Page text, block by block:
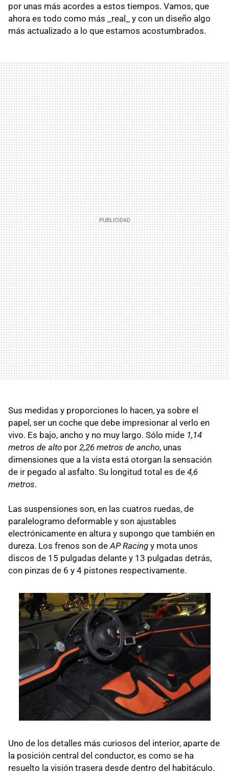
por unas más acordes a estos tiempos. Vamos, que
ahora es todo como más _real_ y con un diseño algo
más actualizado a lo que estamos acostumbrados.
Sus medidas y proporciones lo hacen, ya sobre el
papel, ser un coche que debe impresionar al verlo en
vivo. Es bajo, ancho y no muy largo. Sólo mide 1,14
metros de alto por 2,26 metros de ancho, unas
dimensiones que a la vista está otorgan la sensación
de ir pegado al asfalto. Su longitud total es de 4,6
metros.
Las suspensiones son, en las cuatros ruedas, de
paralelogramo deformable y son ajustables
electrónicamente en altura y supongo que también en
dureza. Los frenos son deAP Racing y mota unos
discos de 15 pulgadas delante y 13 pulgadas detrás,
con pinzas de 6 y 4 pistones respectivamente.
Uno de los detalles más curiosos del interior, aparte de
la posición central del conductor, es como se ha
resuelto la visión trasera desde dentro del habitáculo.